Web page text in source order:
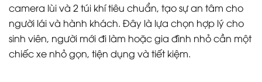
camera lùi và 2 túi khí tiêu chuẩn, tạo sự an tâm cho
người lái và hành khách. Đây là lựa chọn hợp lý cho
sinh viên, người mới đi làm hoặc gia đình nhỏ cần một
chiếc xe nhỏ gọn, tiện dụng và tiết kiệm.